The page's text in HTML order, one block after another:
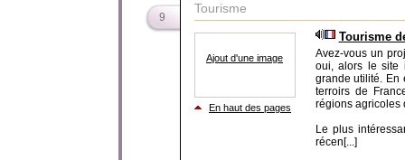
9
Tourisme
Ajout d'une image
En haut des pages
Tourisme
Avez-vous un
oui, alors le site
grande utilité. En
terroirs de
régions agricoles
Le plus
récen[...]